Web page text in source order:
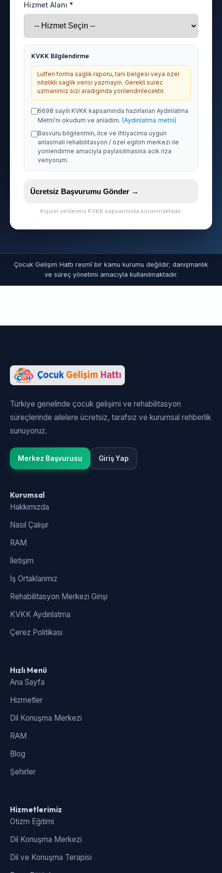
Hizmet Alanı *
KVKK Bilgilendirme
Lutfen forma saglik raporu, tani belgesi veya ozel
nitelikli saglik verisi yazmayin. Gerekli surec
uzmanimiz sizi aradiginda yonlendirilecektir.
6698 sayili KVKK kapsaminda hazirlanan Aydinlatma
Metni'ni okudum ve anladim. (Aydinlatma metni)
Basvuru bilgilerimin, ilce ve ihtiyacima uygun
anlasmali rehabilitasyon / ozel egitim merkezi ile
yonlendirme amaciyla paylasilmasina acik riza
veriyorum.
Ücretsiz Başvurumu Gönder →
Kişisel verileriniz KVKK kapsamında korunmaktadır.
Çocuk Gelişim Hattı resmî bir kamu kurumu değildir; danışmanlık
ve süreç yönetimi amacıyla kullanılmaktadır.
Türkiye genelinde çocuk gelişimi ve rehabilitasyon
süreçlerinde ailelere ücretsiz, tarafsız ve kurumsal rehberlik
sunuyoruz.
Merkez Başvurusu Giriş Yap
Kurumsal
Hakkımızda
Nasıl Çalışır
RAM
İletişim
İş Ortaklarımız
Rehabilitasyon Merkezi Girişi
KVKK Aydınlatma
Çerez Politikası
Hızlı Menü
Ana Sayfa
Hizmetler
Dil Konuşma Merkezi
RAM
Blog
Şehirler
Hizmetlerimiz
Otizm Eğitimi
Dil Konuşma Merkezi
Dil ve Konuşma Terapisi